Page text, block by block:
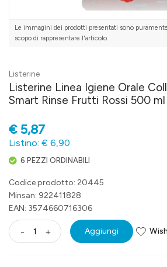
Le immagini dei prodotti presentati sono
scopo di rappresentare l'articolo.
Listerine
Listerine Linea Igiene Orale
Smart Rinse Frutti Rossi 500 ml
€5,87
Listino: € 6,90
6 PEZZI ORDINABILI
Codice prodotto: 20445
Minsan: 922411828
EAN: 3574660716306
- + Aggiungi